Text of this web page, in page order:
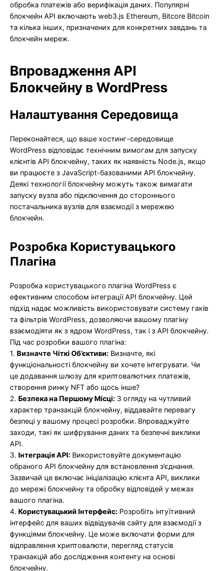
обробка платежів або верифікація даних. Популярні
блокчейн API включають web3.js Ethereum, Bitcore Bitcoin
та кілька інших, призначених для конкретних завдань та
блокчейн мереж.
Впровадження API
Блокчейну в WordPress
Налаштування Середовища
Переконайтеся, що ваше хостинг-середовище
WordPress відповідає технічним вимогам для запуску
клієнтів API блокчейну, таких як наявність Node.js, якщо
ви працюєте з JavaScript-базованими API блокчейну.
Деякі технології блокчейну можуть також вимагати
запуску вузла або підключення до стороннього
постачальника вузлів для взаємодії з мережею
блокчейн.
Розробка Користувацького
Плагіна
Розробка користувацького плагіна WordPress є
ефективним способом інтеграції API блокчейну. Цей
підхід надає можливість використовувати систему гаків
та фільтрів WordPress, дозволяючи вашому плагіну
взаємодіяти як з ядром WordPress, так і з API блокчейну.
Під час розробки вашого плагіна:
1. Визначте Чіткі Об’єктиви: Визначте, які
функціональності блокчейну ви хочете інтегрувати. Чи
це додавання шлюзу для криптовалютних платежів,
створення ринку NFT або щось інше?
2. Безпека на Першому Місці: З огляду на чутливий
характер транзакцій блокчейну, віддавайте перевагу
безпеці у вашому процесі розробки. Впроваджуйте
заходи, такі як шифрування даних та безпечні виклики
API.
3. Інтеграція API: Використовуйте документацію
обраного API блокчейну для встановлення з’єднання.
Зазвичай це включає ініціалізацію клієнта API, виклики
до мережі блокчейну та обробку відповідей у межах
вашого плагіна.
4. Користувацький Інтерфейс: Розробіть інтуїтивний
інтерфейс для ваших відвідувачів сайту для взаємодії з
функціями блокчейну. Це може включати форми для
відправлення криптовалюти, перегляд статусів
транзакцій або дослідження контенту на основі
блокчейну.